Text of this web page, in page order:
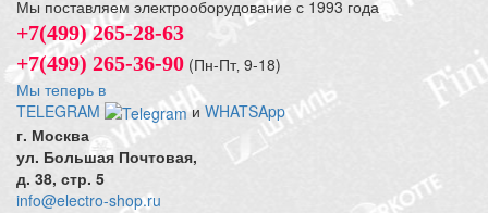
Мы поставляем электрооборудование с 1993 года
+7(499) 265-28-63
+7(499) 265-36-90 (Пн-Пт‚ 9-18)
Мы теперь в
TELEGRAM
и WHATSApp
г. Москва
ул. Большая Почтовая,
д. 38, стр. 5
info@electro-shop.ru